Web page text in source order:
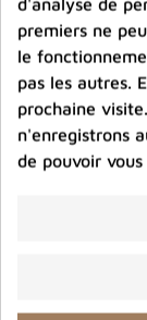
Port offert
premiers ne
le
pas les autres.
prochaine
n'enregistrons
de pouvoir